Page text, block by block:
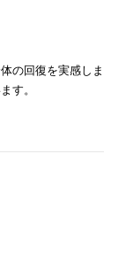
の回復を実感しま
す。